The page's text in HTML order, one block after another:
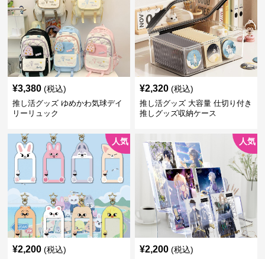
¥3,380 (税込)
推し活グッズ ゆめかわ気球デイ
リーリュック
¥2,320 (税込)
推し活グッズ 大容量 仕切り付き
推しグッズ収納ケース
人気
¥2,200 (税込)
人気
¥2,200 (税込)